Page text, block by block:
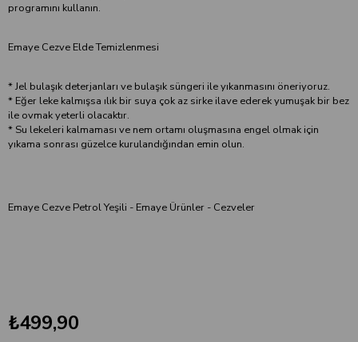
programını kullanın.
Emaye Cezve Elde Temizlenmesi
* Jel bulaşık deterjanları ve bulaşık süngeri ile yıkanmasını öneriyoruz.
* Eğer leke kalmışsa ılık bir suya çok az sirke ilave ederek yumuşak bir bez
ile ovmak yeterli olacaktır.
* Su lekeleri kalmaması ve nem ortamı oluşmasına engel olmak için
yıkama sonrası güzelce kurulandığından emin olun.
Emaye Cezve Petrol Yeşili - Emaye Ürünler - Cezveler
₺499,90